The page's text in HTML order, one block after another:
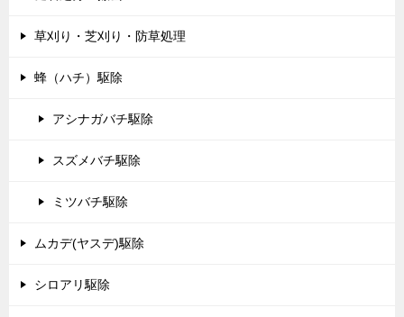
草刈り・芝刈り・防草処理
蜂（ハチ）駆除
アシナガバチ駆除
スズメバチ駆除
ミツバチ駆除
ムカデ(ヤスデ)駆除
シロアリ駆除